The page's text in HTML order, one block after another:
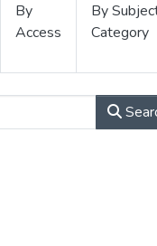
By
Access
By
Category